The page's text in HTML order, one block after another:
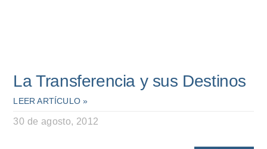
La Transferencia y sus Destinos
LEER ARTÍCULO »
30 de agosto, 2012